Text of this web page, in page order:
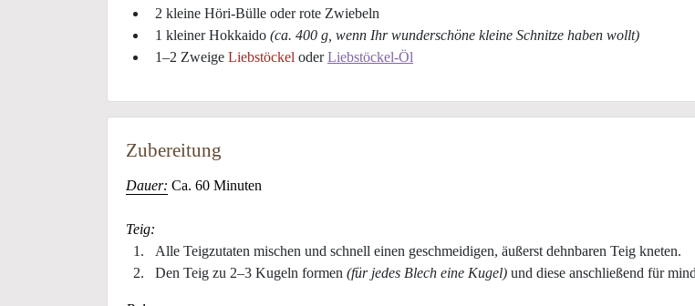
2 kleine Höri-Bülle oder rote Zwiebeln
1 kleiner Hokkaido (ca. 400 g, wenn Ihr wunderschöne kleine Schnitze haben wollt)
1–2 Zweige Liebstöckel oderLiebstöckel-Öl
Zubereitung
Dauer: Ca. 60 Minuten
Teig:
Alle Teigzutaten mischen und schnell einen geschmeidigen, äußerst dehnbaren Teig kneten.
Den Teig zu 2–3 Kugeln formen (für jedes Blech eine Kugel) und diese anschließend für